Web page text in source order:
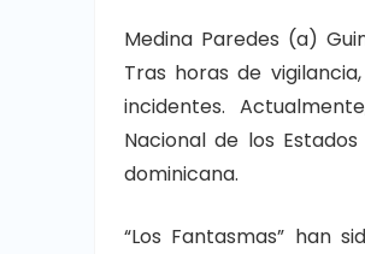
Medina Paredes (a)
Tras horas de
incidentes.
Nacional de los
dominicana.
“Los Fantasmas” han